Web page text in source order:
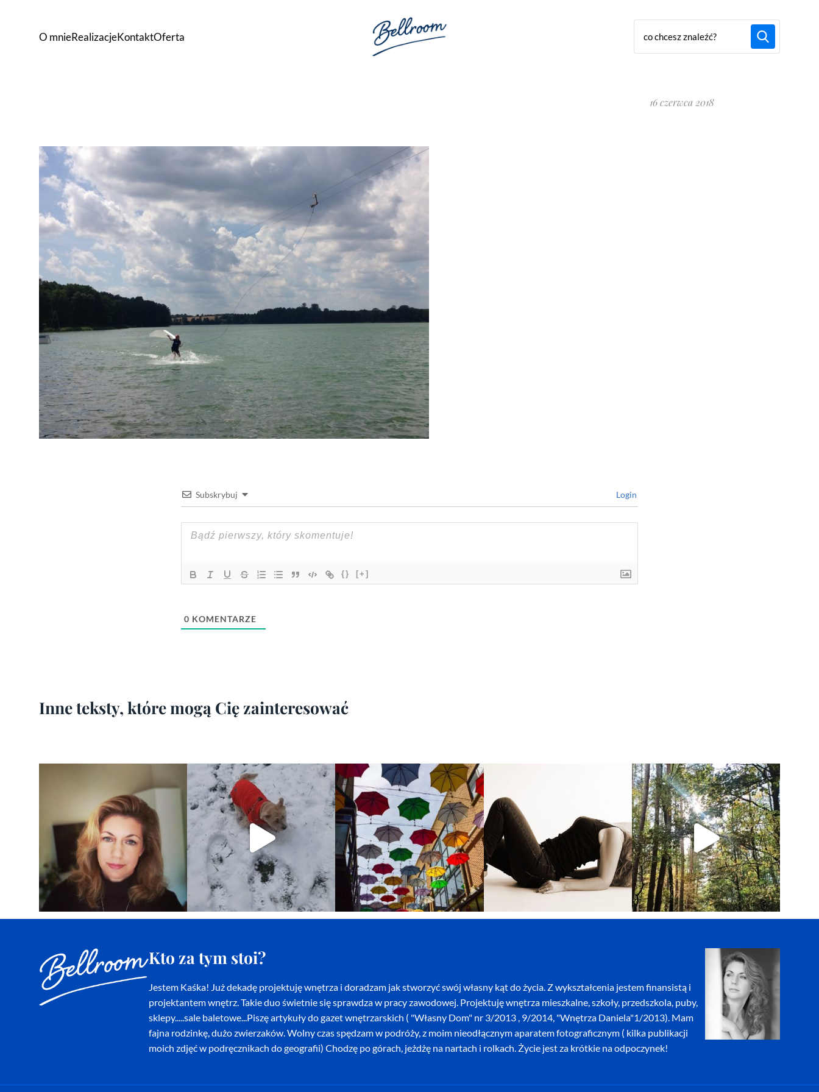
O mnieRealizacjeKontaktOferta
16 czerwca 2018
Subskrybuj Login
{} [+]
0 KOMENTARZE
Inne teksty, które mogą Cię zainteresować
Kto za tym stoi?
Jestem Kaśka! Już dekadę projektuję wnętrza i doradzam jak stworzyć swój własny kąt do życia. Z wykształcenia jestem finansistą i
projektantem wnętrz. Takie duo świetnie się sprawdza w pracy zawodowej. Projektuję wnętrza mieszkalne, szkoły, przedszkola, puby,
sklepy.....sale baletowe...Piszę artykuły do gazet wnętrzarskich ( "Własny Dom" nr 3/2013 , 9/2014, "Wnętrza Daniela"1/2013). Mam
fajna rodzinkę, dużo zwierzaków. Wolny czas spędzam w podróży, z moim nieodłącznym aparatem fotograficznym ( kilka publikacji
moich zdjęć w podręcznikach do geografii) Chodzę po górach, jeżdżę na nartach i rolkach. Życie jest za krótkie na odpoczynek!